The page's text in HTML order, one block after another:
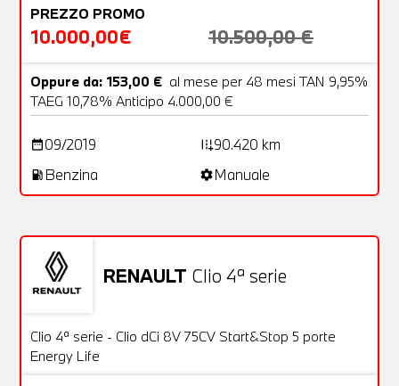
PREZZO PROMO
10.000,00€ 10.500,00 €
Oppure da: 153,00 € al mese per 48 mesi TAN 9,95%
TAEG 10,78% Anticipo 4.000,00 €
date_range09/2019 add_road90.420 km
local_gas_station Benzina settingsManuale
RENAULT Clio 4ª serie
OFFERTA
Usato
Clio 4ª serie - Clio dCi 8V 75CV Start&Stop 5 porte
Energy Life